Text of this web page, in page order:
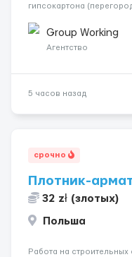
гипсокартона
малярных работ
Штукатурные работы ...
Group Working
Агентство
5 часов назад
срочно
Плотник-
32 zł (злотых)
Польша
Работа на